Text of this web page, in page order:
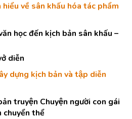
về sân khấu hóa tác phẩm
học đến kịch bản sân khấu –
diễn
dựng kịch bản và tập diễn
truyện Chuyện người con gái
chuyển thể